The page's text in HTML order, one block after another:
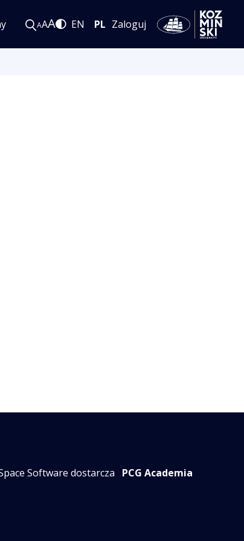
AAA EN PL Zaloguj
Software dostarcza PCG Academia